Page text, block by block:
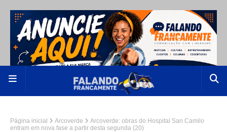
Página inicial Arcoverde
Arcoverde: obras do Hospital San Camilo
entram em nova fase a partir desta segunda (20)